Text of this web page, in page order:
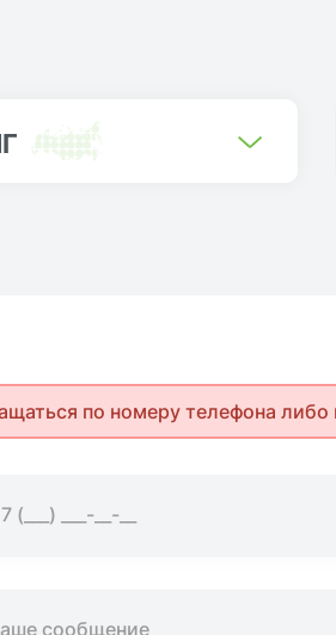
по номеру телефона либо